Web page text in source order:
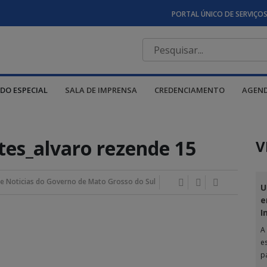
PORTAL ÚNICO DE SERVIÇOS
ESPECIAL SALA DE IMPRENSA CREDENCIAMENTO
rezende 15
Noticias do Governo de Mato Grosso do Sul
A